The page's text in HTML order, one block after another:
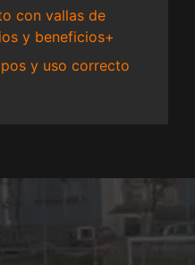
con vallas de
y beneficios+
y uso correcto